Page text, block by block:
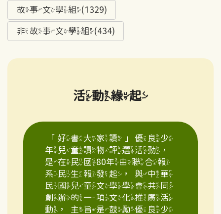
故事文學組(1329)
非故事文學組(434)
活動緣起
「好書大家讀」優良少
年兒童讀物評選活動，
是在民國80年由聯合報
系民生報發起，與中華
民國兒童文學學會共同
創辦的一項文化推廣活
動，主旨是鼓勵優良少